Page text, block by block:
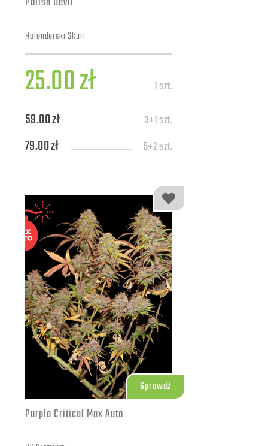
Holenderski Skun
25.00 zł 1 szt.
59.00 zł 3+1 szt.
79.00 zł 5+2 szt.
309.00 zł 25+7 szt.
579.00 zł 50+10 szt.
1109.00 zł 100+20 szt.
Sprawdź
Purple Critical Max Auto